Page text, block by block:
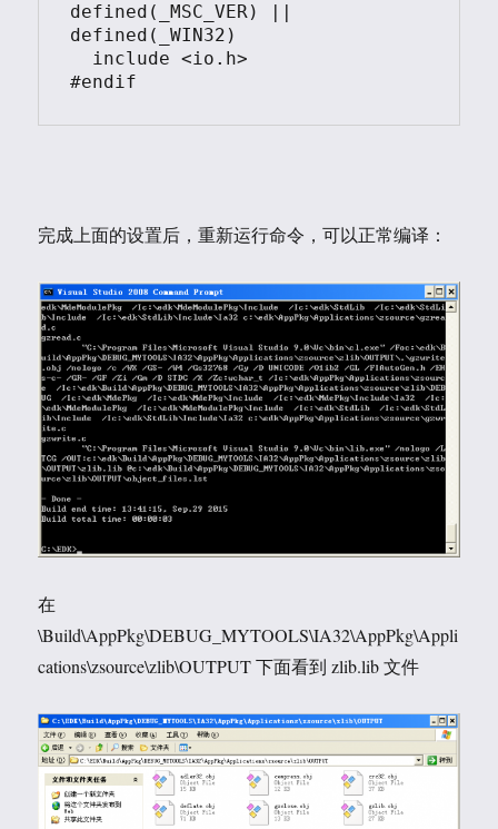
defined(_MSC_VER) ||
defined(_WIN32)
完成上面的设置后，重新运行命令，可以正常编译：
在
\Build\AppPkg\DEBUG_MYTOOLS\IA32\AppPkg\Appli
cations\zsource\zlib\OUTPUT 下面看到 zlib.lib 文件